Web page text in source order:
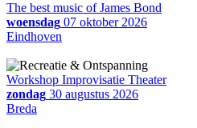
The best music of James Bond
woensdag 07 oktober 2026
Eindhoven
Workshop Improvisatie Theater
zondag 30 augustus 2026
Breda